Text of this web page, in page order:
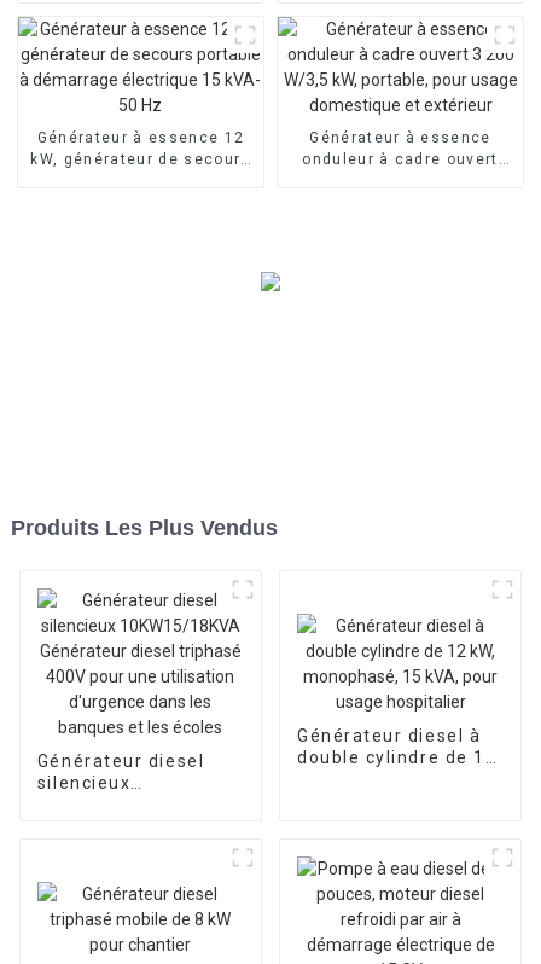
faible bruit
V 220 V/380 V
Générateur à essence 12
kW, générateur de secours
Générateur à essence
onduleur à cadre ouvert
Produits Les Plus Vendus
Générateur diesel
silencieux
d'urgence dans les
banques et les écoles
Générateur diesel à
double cylindre de 12